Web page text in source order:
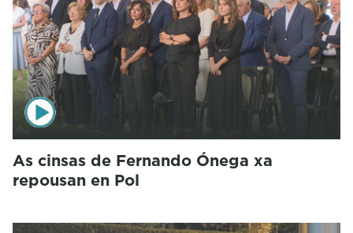
As cinsas de Fernando Ónega xa
repousan en Pol